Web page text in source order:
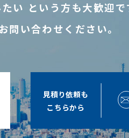
い という方も大歓迎で
問い合わせください。
見積り依頼も
こちらから